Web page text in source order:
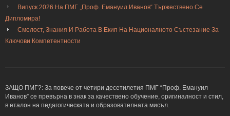
Випуск 2026 На ПМГ „Проф. Емануил Иванов“ Тържествено Се
Дипломира!
Смелост, Знания И Работа В Екип На Националното Състезание За
Ключови Компетентности
ЗАЩО ПМГ?: За повече от четири десетилетия ПМГ “Проф. Емануил
Иванов” се превърна в знак за качествено обучение, оригиналност и стил,
в еталон на педагогическата и образователната мисъл.